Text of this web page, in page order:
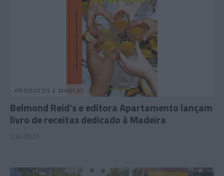
PRODUTOS E MARCAS
Belmond Reid's e editora Apartamento lançam
livro de receitas dedicado à Madeira
2 Jul 09:27